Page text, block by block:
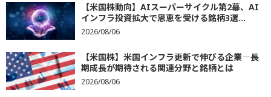
【米国株動向】AIスーパーサイクル第2幕、AI
インフラ投資拡大で恩恵を受ける銘柄3選...
2026/08/06
【米国株】米国インフラ更新で伸びる企業―長
期成長が期待される関連分野と銘柄とは
2026/08/06